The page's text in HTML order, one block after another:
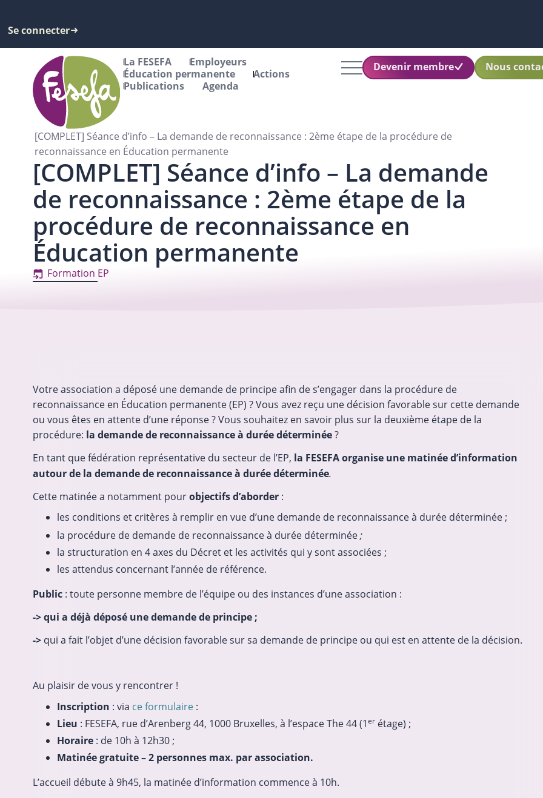
Se connecter
La FESEFA
Employeurs
Éducation permanente
Actions
Publications
Agenda
Devenir membre Nous
[COMPLET] Séance d’info – La demande de reconnaissance : 2ème étape de la procédure de
reconnaissance en Éducation permanente
[COMPLET] Séance d’info – La demande
de reconnaissance : 2ème étape de la
procédure de reconnaissance en
Éducation permanente
Formation EP
Votre association a déposé une demande de principe afin de s’engager dans la procédure de
reconnaissance en Éducation permanente (EP) ? Vous avez reçu une décision favorable sur cette demande
ou vous êtes en attente d’une réponse ? Vous souhaitez en savoir plus sur la deuxième étape de la
procédure: la demande de reconnaissance à durée déterminée?
En tant que fédération représentative du secteur de l’EP, la FESEFA organise une matinée d’information
autour de la demande de reconnaissance à durée déterminée.
Cette matinée a notamment pourobjectifs d’aborder:
les conditions et critères à remplir en vue d’une demande de reconnaissance à durée déterminée ;
la procédure de demande de reconnaissance à durée déterminée;
la structuration en 4 axes du Décret et les activités qui y sont associées ;
les attendus concernant l’année de référence.
Public: toute personne membre de l’équipe ou des instances d’une association :
-> qui a déjà déposé une demande de principe ;
-> qui a fait l’objet d’une décision favorable sur sa demande de principe ou qui est en attente de la décision.
Au plaisir de vous y rencontrer !
Inscription : via ce formulaire:
Lieu : FESEFA, rue d’Arenberg 44, 1000 Bruxelles, à l’espace The 44 (1erétage) ;
Horaire: de 10h à 12h30 ;
Matinée gratuite – 2 personnes max. par association.
L’accueil débute à 9h45, la matinée d’information commence à 10h.